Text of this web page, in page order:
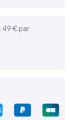
: 49 € par